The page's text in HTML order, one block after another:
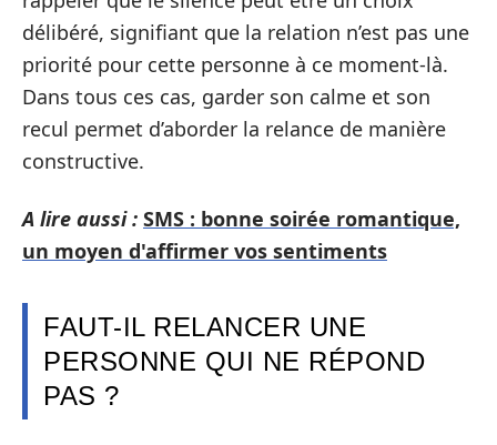
délibéré, signifiant que la relation n’est pas une
priorité pour cette personne à ce moment-là.
Dans tous ces cas, garder son calme et son
recul permet d’aborder la relance de manière
constructive.
A lire aussi : SMS : bonne soirée romantique,
un moyen d'affirmer vos sentiments
FAUT-IL RELANCER UNE
PERSONNE QUI NE RÉPOND
PAS ?